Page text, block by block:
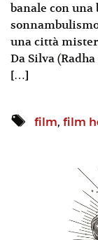
banale con
una città
Da Silva
[…]
film, film